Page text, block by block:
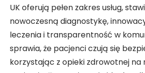
UK oferują pełen zakres usług,
nowoczesną diagnostykę,
leczenia i transparentność w
sprawia, że pacjenci czują się
korzystając z opieki zdrowotnej na